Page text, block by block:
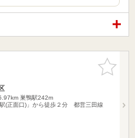
お気に入
りに追加
巣鴨駅242m
(正面口)」から徒歩２分 都営三田線